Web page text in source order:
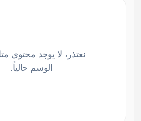
نعتذر، لا يوجد محتوى
الوسم حالياً.